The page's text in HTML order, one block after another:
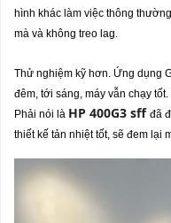
hình khác làm việc thông
mà và không treo lag.
Thử nghiệm kỹ hơn. Ứng dụng
đêm, tới sáng, máy vẫn chạy
Phải nói là HP 400G3 sff đã
thiết kế tản nhiệt tốt, sẽ đem lại